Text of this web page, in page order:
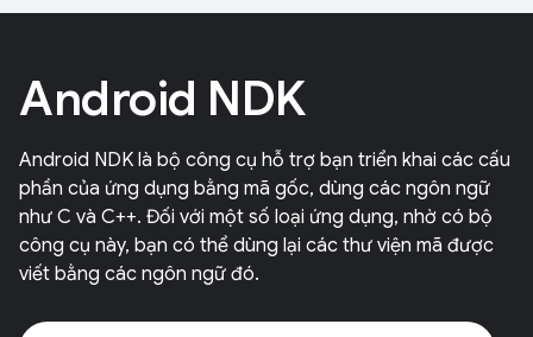
Android NDK
Android NDK là bộ công cụ hỗ trợ bạn triển khai các cấu
phần của ứng dụng bằng mã gốc, dùng các ngôn ngữ
như C và C++. Đối với một số loại ứng dụng, nhờ có bộ
công cụ này, bạn có thể dùng lại các thư viện mã được
viết bằng các ngôn ngữ đó.